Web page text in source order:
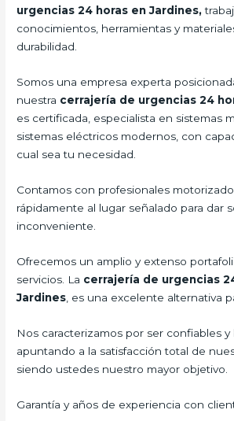
urgencias 24 horas en Jardines,
conocimientos, herramientas y
durabilidad.
Somos una empresa experta
nuestra cerrajería de urgencias 24
es certificada, especialista en sistemas
sistemas eléctricos modernos, con
cual sea tu necesidad.
Contamos con profesionales
rápidamente al lugar señalado para dar
inconveniente.
Ofrecemos un amplio y extenso
servicios. La cerrajería de urgencias
Jardines , es una excelente alternativa
Nos caracterizamos por ser confiables y
apuntando a la satisfacción total de
siendo ustedes nuestro mayor objetivo.
Garantía y años de experiencia con